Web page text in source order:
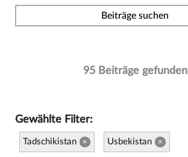
Beiträge suchen
95 Beiträge gefunden
Gewählte Filter:
Tadschikistan × Usbekistan ×